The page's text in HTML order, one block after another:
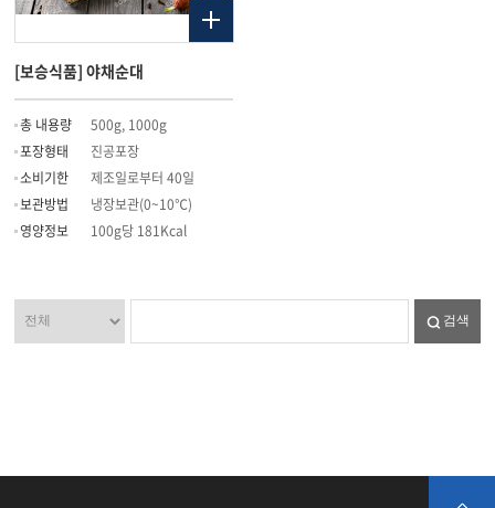
[보승식품] 야채순대
총 내용량
500g, 1000g
포장형태
진공포장
소비기한
제조일로부터 40일
보관방법
냉장보관(0~10℃)
영양정보
100g당 181Kcal
검색